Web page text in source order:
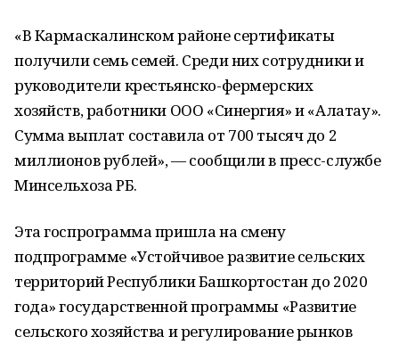
«В Кармаскалинском районе сертификаты
получили семь семей. Среди них сотрудники и
руководители крестьянско-фермерских
хозяйств, работники ООО «Синергия» и «Алатау».
Сумма выплат составила от 700 тысяч до 2
миллионов рублей», — сообщили в пресс-службе
Минсельхоза РБ.
Эта госпрограмма пришла на смену
подпрограмме «Устойчивое развитие сельских
территорий Республики Башкортостан до 2020
года» государственной программы «Развитие
сельского хозяйства и регулирование рынков